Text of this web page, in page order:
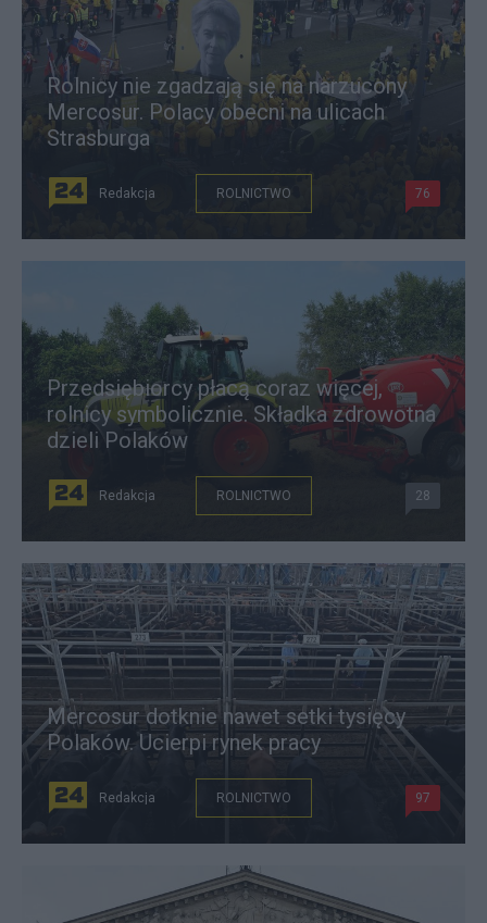
Rolnicy nie zgadzają się na narzucony
Mercosur. Polacy obecni na ulicach
Strasburga
Redakcja ROLNICTWO 76
Przedsiębiorcy płacą coraz więcej,
rolnicy symbolicznie. Składka zdrowotna
dzieli Polaków
Redakcja ROLNICTWO 28
Mercosur dotknie nawet setki tysięcy
Polaków. Ucierpi rynek pracy
Redakcja ROLNICTWO 97